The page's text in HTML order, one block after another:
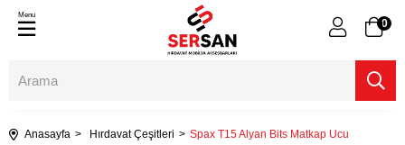
0
Menu
Anasayfa Hırdavat Çeşitleri Spax T15 Alyan Bits Matkap Ucu